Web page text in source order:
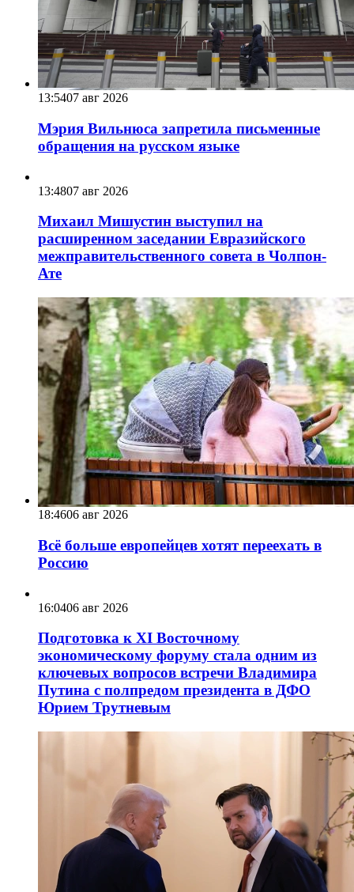
13:5407 авг 2026
Мэрия Вильнюса запретила письменные
обращения на русском языке
13:4807 авг 2026
Михаил Мишустин выступил на
расширенном заседании Евразийского
межправительственного совета в Чолпон-
Ате
18:4606 авг 2026
Всё больше европейцев хотят переехать в
Россию
16:0406 авг 2026
Подготовка к XI Восточному
экономическому форуму стала одним из
ключевых вопросов встречи Владимира
Путина с полпредом президента в ДФО
Юрием Трутневым